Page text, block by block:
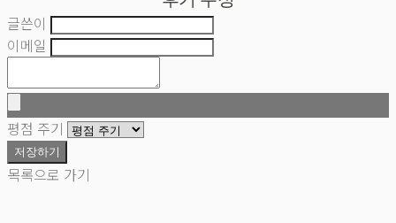
글쓴이
이메일
평점 주기
저장하기
목록으로 가기